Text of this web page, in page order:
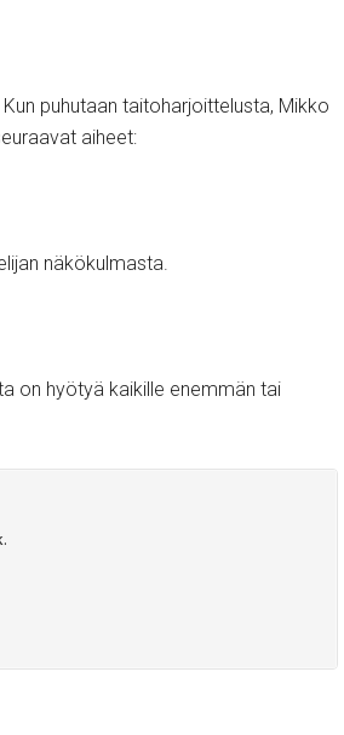
puhutaan taitoharjoittelusta, Mikko
aiheet:
näkökulmasta.
on hyötyä kaikille enemmän tai